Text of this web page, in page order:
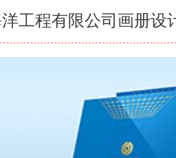
工程有限公司画册设